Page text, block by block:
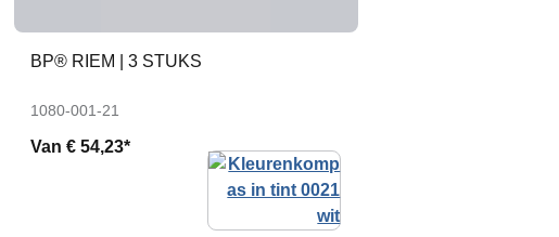
BP® RIEM | 3 STUKS
1080-001-21
Van € 54,23*